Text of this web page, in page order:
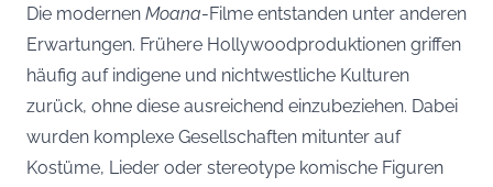
Die modernen Moana-Filme entstanden unter anderen
Erwartungen. Frühere Hollywoodproduktionen griffen
häufig auf indigene und nichtwestliche Kulturen
zurück, ohne diese ausreichend einzubeziehen. Dabei
wurden komplexe Gesellschaften mitunter auf
Kostüme, Lieder oder stereotype komische Figuren